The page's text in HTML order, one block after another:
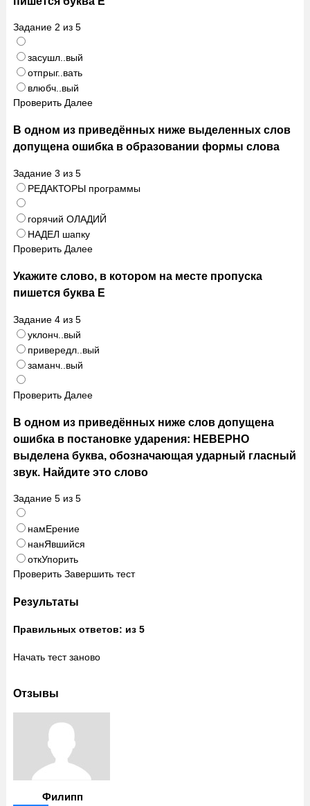
Задание 2 из 5
засушл..вый
отпрыг..вать
влюбч..вый
Проверить Далее
В одном из приведённых ниже выделенных слов
допущена ошибка в образовании формы слова
Задание 3 из 5
РЕДАКТОРЫ программы
горячий ОЛАДИЙ
НАДЕЛ шапку
Проверить Далее
Укажите слово, в котором на месте пропуска
пишется буква Е
Задание 4из 5
уклонч..вый
привередл..вый
заманч..вый
Проверить Далее
В одном из приведённых ниже слов допущена
ошибка в постановке ударения: НЕВЕРНО
выделена буква, обозначающая ударный гласный
звук. Найдите это слово
Задание 5из 5
намЕрение
нанЯвшийся
откУпорить
Проверить Завершить тест
Результаты
Правильных ответов: из 5
Начать тест заново
Отзывы
Филипп